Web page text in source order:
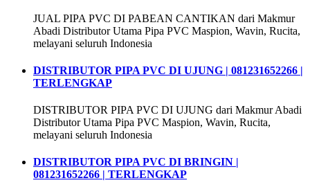
JUAL PIPA PVC DI PABEAN CANTIKAN dari Makmur
Abadi Distributor Utama Pipa PVC Maspion, Wavin, Rucita,
melayani seluruh Indonesia
DISTRIBUTOR PIPA PVC DI UJUNG | 081231652266 |
TERLENGKAP
DISTRIBUTOR PIPA PVC DI UJUNG dari Makmur Abadi
Distributor Utama Pipa PVC Maspion, Wavin, Rucita,
melayani seluruh Indonesia
DISTRIBUTOR PIPA PVC DI BRINGIN |
081231652266 | TERLENGKAP